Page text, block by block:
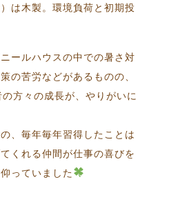
は木製。環境負荷と初期投
ールハウスの中での暑さ対
の苦労などがあるものの、
方々の成長が、やりがいに
、毎年毎年習得したことは
くれる仲間が仕事の喜びを
っていました